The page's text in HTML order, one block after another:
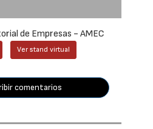
de Empresas - AMEC
Ver stand virtual
comentarios